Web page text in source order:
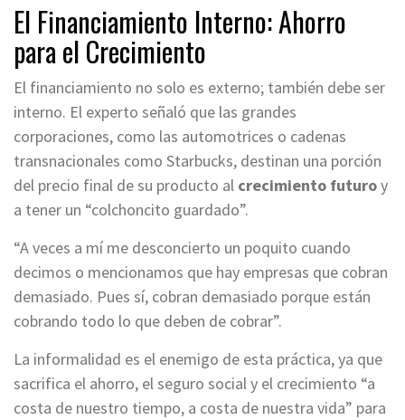
El Financiamiento Interno: Ahorro
para el Crecimiento
El financiamiento no solo es externo; también debe ser
interno. El experto señaló que las grandes
corporaciones, como las automotrices o cadenas
transnacionales como Starbucks, destinan una porción
del precio final de su producto al crecimiento futuroy
a tener un “colchoncito guardado”.
“A veces a mí me desconcierto un poquito cuando
decimos o mencionamos que hay empresas que cobran
demasiado. Pues sí, cobran demasiado porque están
cobrando todo lo que deben de cobrar”.
La informalidad es el enemigo de esta práctica, ya que
sacrifica el ahorro, el seguro social y el crecimiento “a
costa de nuestro tiempo, a costa de nuestra vida” para